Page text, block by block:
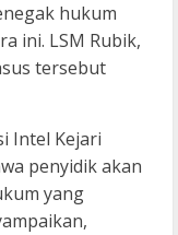
hukum
ini. LSM Rubik,
tersebut
Intel Kejari
penyidik akan
yang